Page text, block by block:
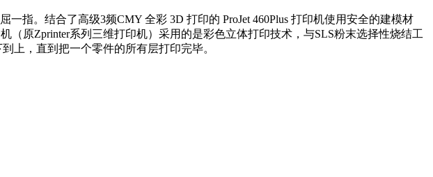
指。结合了高级3频CMY 全彩 3D 打印的 ProJet 460Plus 打印机使用安全的建模材
原Zprinter系列三维打印机）采用的是彩色立体打印技术，与SLS粉末选择性烧结工
上，直到把一个零件的所有层打印完毕。